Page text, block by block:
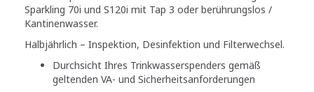
Sparkling 70i und S120i mit Tap 3 oder berührungslos /
Kantinenwasser.
Halbjährlich – Inspektion, Desinfektion und Filterwechsel.
Durchsicht Ihres Trinkwasserspenders gemäß
geltenden VA- und Sicherheitsanforderungen